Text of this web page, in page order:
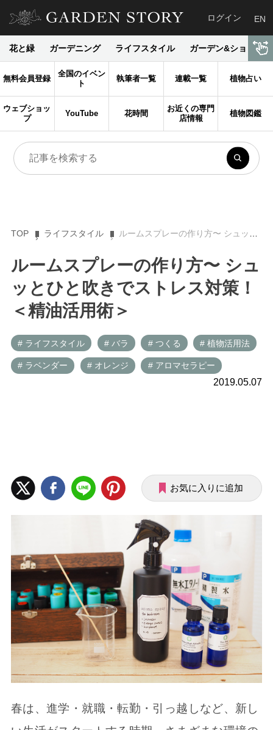
ログイン EN
花と緑 ガーデニング ライフスタイル ガーデン&ショップ
無料会員登録
全国のイベン
ト
執筆者一覧 連載一覧 植物占い
ウェブショッ
プ
YouTube 花時間
お近くの専門
店情報
植物図鑑
TOP ライフスタイル ルームスプレーの作り方〜 シュッとひと吹きでストレス対策！＜精油活用術＞
ルームスプレーの作り方〜 シュ
ッとひと吹きでストレス対策！
＜精油活用術＞
# ライフスタイル # バラ # つくる # 植物活用法
# ラベンダー # オレンジ # アロマセラピー
2019.05.07
お気に入りに追加
春は、進学・就職・転勤・引っ越しなど、新し